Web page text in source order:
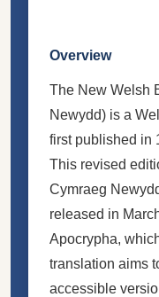
Overview
The New Welsh
Newydd) is a
first published in
This revised
Cymraeg
released in
Apocrypha,
translation aims
accessible